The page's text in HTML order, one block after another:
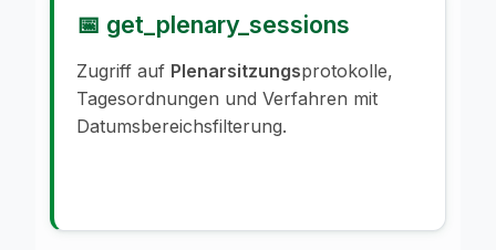
📅 get_plenary_sessions
Zugriff auf Plenarsitzungsprotokolle,
Tagesordnungen und Verfahren mit
Datumsbereichsfilterung.